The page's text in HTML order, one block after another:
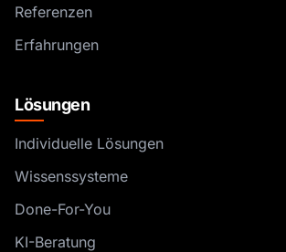
Referenzen
Erfahrungen
Lösungen
Individuelle Lösungen
Wissenssysteme
Done-For-You
KI-Beratung